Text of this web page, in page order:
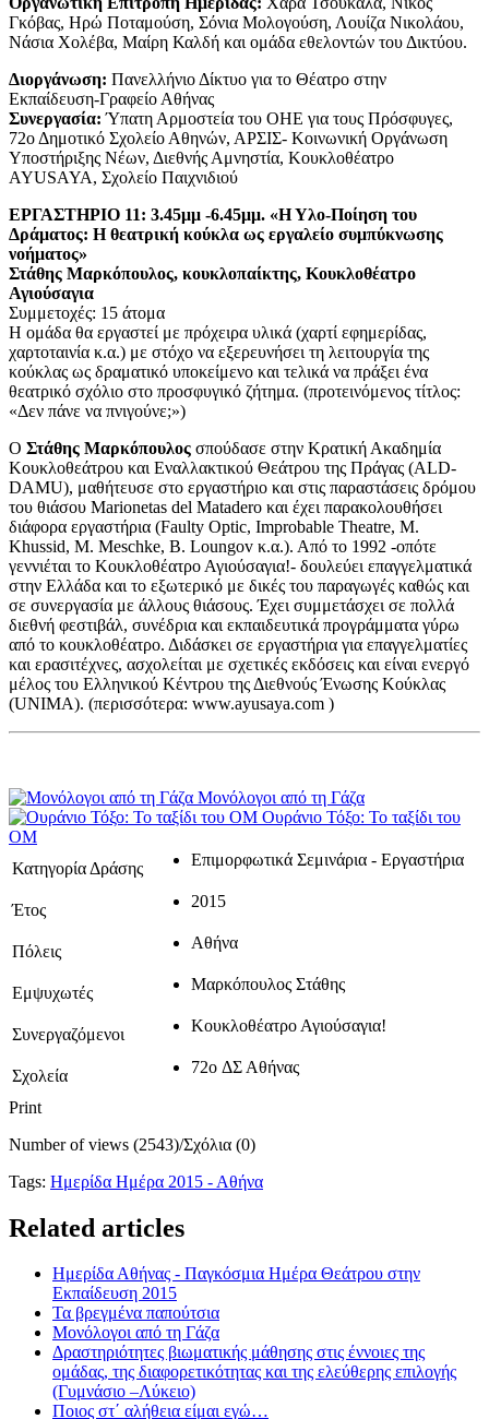
Γκόβας, Ηρώ Ποταμούση, Σόνια Μολογούση, Λουίζα Νικολάου,
Νάσια Χολέβα, Μαίρη Καλδή και ομάδα εθελοντών του Δικτύου.
Διοργάνωση: Πανελλήνιο Δίκτυο για το Θέατρο στην
Εκπαίδευση-Γραφείο Αθήνας
Συνεργασία:Ύπατη Αρμοστεία του ΟΗΕ για τους Πρόσφυγες,
72ο Δημοτικό Σχολείο Αθηνών, ΑΡΣΙΣ- Κοινωνική Οργάνωση
Υποστήριξης Νέων, Διεθνής Αμνηστία, Κουκλοθέατρο
AYUSAYA, Σχολείο Παιχνιδιού
ΕΡΓΑΣΤΗΡΙΟ 11: 3.45μμ -6.45μμ. «Η Υλο-Ποίηση του
Δράματος: Η θεατρική κούκλα ως εργαλείο συμπύκνωσης
νοήματος»
Στάθης Μαρκόπουλος, κουκλοπαίκτης, Κουκλοθέατρο
Αγιούσαγια
Συμμετοχές: 15 άτομα
Η ομάδα θα εργαστεί με πρόχειρα υλικά (χαρτί εφημερίδας,
χαρτοταινία κ.α.) με στόχο να εξερευνήσει τη λειτουργία της
κούκλας ως δραματικό υποκείμενο και τελικά να πράξει ένα
θεατρικό σχόλιο στο προσφυγικό ζήτημα. (προτεινόμενος τίτλος:
«Δεν πάνε να πνιγούνε;»)
Ο Στάθης Μαρκόπουλος σπούδασε στην Κρατική Ακαδημία
Κουκλοθεάτρου και Εναλλακτικού Θεάτρου της Πράγας (ALD-
DAMU), μαθήτευσε στο εργαστήριο και στις παραστάσεις δρόμου
του θιάσου Marionetas del Matadero και έχει παρακολουθήσει
διάφορα εργαστήρια (Faulty Optic, Improbable Theatre, M.
Khussid, M. Meschke, B. Loungov κ.α.). Από το 1992 -οπότε
γεννιέται το Κουκλοθέατρο Αγιούσαγια!- δουλεύει επαγγελματικά
στην Ελλάδα και το εξωτερικό με δικές του παραγωγές καθώς και
σε συνεργασία με άλλους θιάσους. Έχει συμμετάσχει σε πολλά
διεθνή φεστιβάλ, συνέδρια και εκπαιδευτικά προγράμματα γύρω
από το κουκλοθέατρο. Διδάσκει σε εργαστήρια για επαγγελματίες
και ερασιτέχνες, ασχολείται με σχετικές εκδόσεις και είναι ενεργό
μέλος του Ελληνικού Κέντρου της Διεθνούς Ένωσης Κούκλας
(UNIMA). (περισσότερα: www.ayusaya.com )
Μονόλογοι από τη Γάζα
Ουράνιο Τόξο: Το ταξίδι του
ΟΜ
Κατηγορία Δράσης
Επιμορφωτικά Σεμινάρια - Εργαστήρια
Έτος 2015
Πόλεις Αθήνα
Εμψυχωτές Μαρκόπουλος Στάθης
Συνεργαζόμενοι Κουκλοθέατρο Αγιούσαγια!
Σχολεία 72o ΔΣ Αθήνας
Print
Number of views (2543)/Σχόλια (0)
Tags: Ημερίδα Ημέρα 2015 - Αθήνα
Related articles
Ημερίδα Αθήνας - Παγκόσμια Ημέρα Θεάτρου στην
Εκπαίδευση 2015
Τα βρεγμένα παπούτσια
Μονόλογοι από τη Γάζα
Δραστηριότητες βιωματικής μάθησης στις έννοιες της
ομάδας, της διαφορετικότητας και της ελεύθερης επιλογής
(Γυμνάσιο –Λύκειο)
Ποιος στ΄ αλήθεια είμαι εγώ…